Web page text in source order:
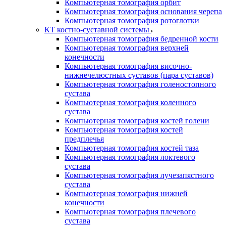
Компьютерная томография орбит
Компьютерная томография основания черепа
Компьютерная томография ротоглотки
КТ костно-суставной системы
Компьютерная томография бедренной кости
Компьютерная томография верхней
конечности
Компьютерная томография височно-
нижнечелюстных суставов (пара суставов)
Компьютерная томография голеностопного
сустава
Компьютерная томография коленного
сустава
Компьютерная томография костей голени
Компьютерная томография костей
предплечья
Компьютерная томография костей таза
Компьютерная томография локтевого
сустава
Компьютерная томография лучезапястного
сустава
Компьютерная томография нижней
конечности
Компьютерная томография плечевого
сустава